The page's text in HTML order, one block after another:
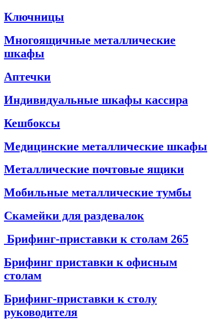
Ключницы
Многоящичные металлические
шкафы
Аптечки
Индивидуальные шкафы кассира
Кешбоксы
Медицинские металлические шкафы
Металлические почтовые ящики
Мобильные металлические тумбы
Скамейки для раздевалок
Брифинг-приставки к столам 265
Брифинг приставки к офисным
столам
Брифинг-приставки к столу
руководителя